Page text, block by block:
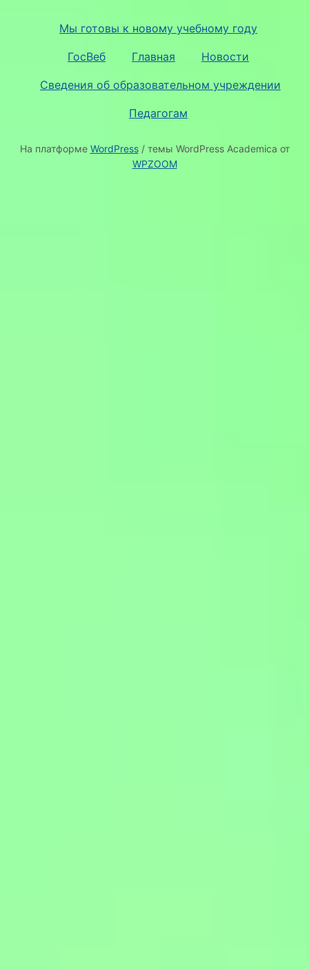
Мы готовы к новому учебному году
ГосВеб Главная Новости
Сведения об образовательном учреждении
Педагогам
На платформе WordPress/ темы WordPress Academica от
WPZOOM